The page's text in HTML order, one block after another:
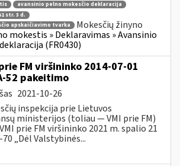
avansinio pelno mokesčio deklaracija
str. 3 d.
apskaičiavimo tvarka
Mokesčių žinyno
mokestis » Deklaravimas » Avansinio
(FR0430)
FM viršininko 2014-07-01
52 pakeitimo
2021-10-26
inspekcija prie Lietuvos
ministerijos (toliau ― VMI prie FM)
prie FM viršininko 2021 m. spalio 21
„Dėl Valstybinės...